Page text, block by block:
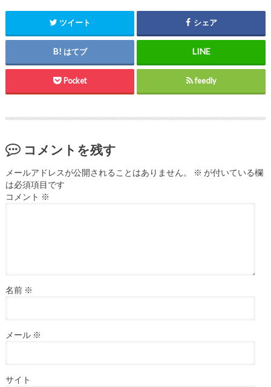
ツイート シェア
はてブ
Pocket feedly
コメントを残す
メールアドレスが公開されることはありません。 ※ が付いている欄
は必須項目です
コメント ※
名前 ※
メール ※
サイト